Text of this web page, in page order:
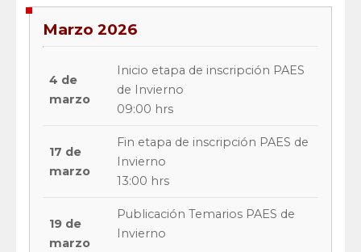
Marzo 2026
4 de
marzo
Inicio etapa de inscripción PAES
de Invierno
09:00 hrs
17 de
marzo
Fin etapa de inscripción PAES de
Invierno
13:00 hrs
19 de
marzo
Publicación Temarios PAES de
Invierno